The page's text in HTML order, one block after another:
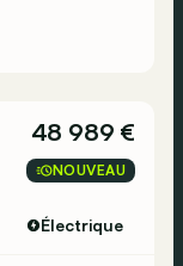
48 989 €
NOUVEAU
Électrique